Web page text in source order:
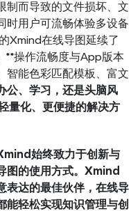
制而导致的文件损坏、文
时用户可流畅体验多设备
Xmind在线导图延续了
**操作流畅度与App版本
智能色彩匹配模板、富文
公、学习，还是头脑风
量化、更便捷的解决方
始终致力于创新与
图的使用方式。Xmind
表达的最佳伙伴，在线导
能轻松实现知识管理与创